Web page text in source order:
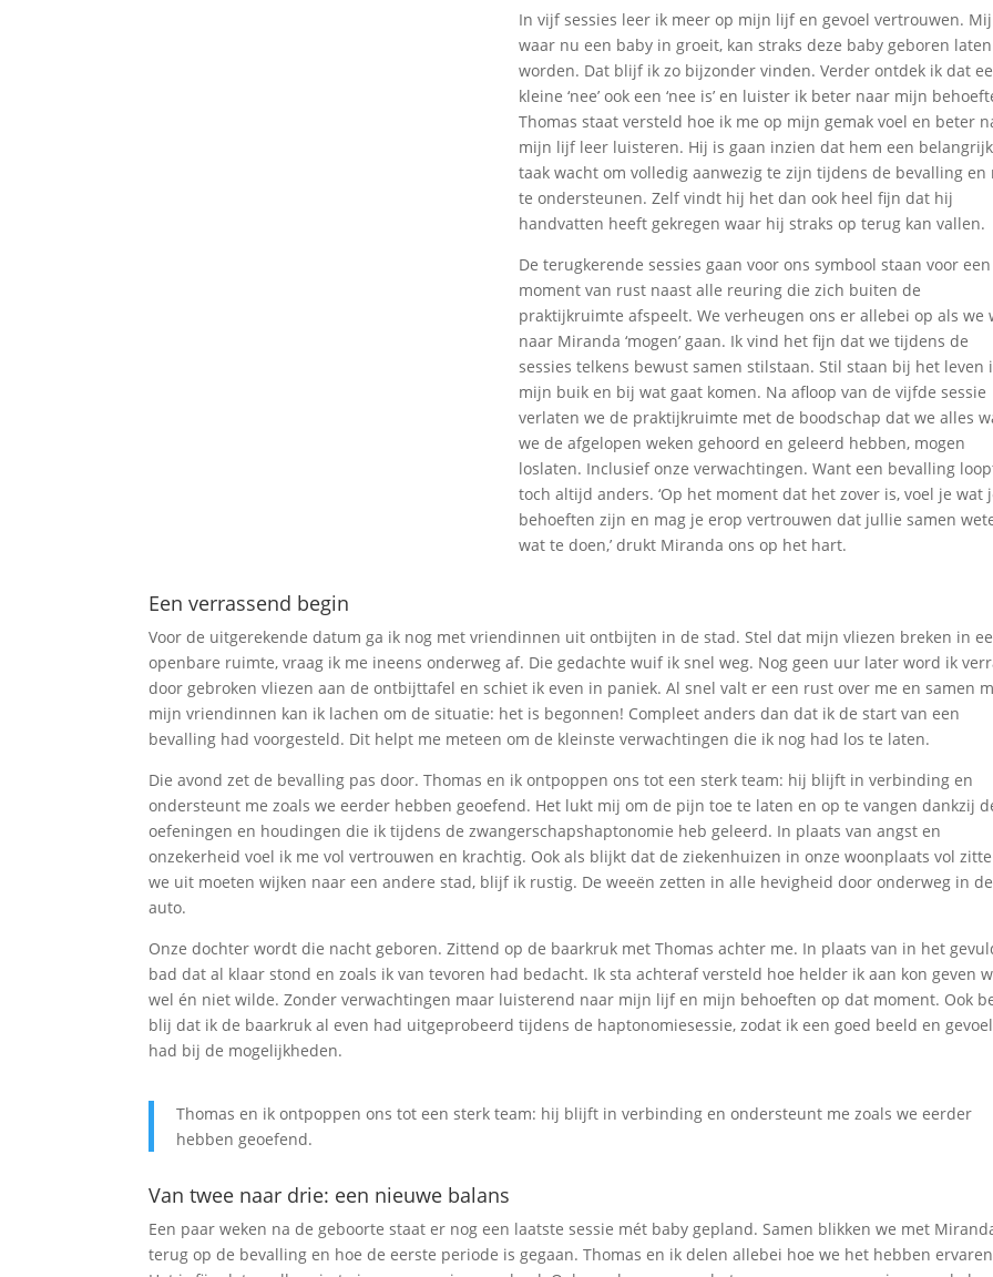
In vijf sessies leer ik meer op mijn lijf en gevoel vertrouwen.
waar nu een baby in groeit, kan straks deze baby geboren laten
worden. Dat blijf ik zo bijzonder vinden. Verder ontdek ik dat
kleine ‘nee’ ook een ‘nee is’ en luister ik beter naar mijn
Thomas staat versteld hoe ik me op mijn gemak voel en beter
mijn lijf leer luisteren. Hij is gaan inzien dat hem een
taak wacht om volledig aanwezig te zijn tijdens de bevalling en
te ondersteunen. Zelf vindt hij het dan ook heel fijn dat hij
handvatten heeft gekregen waar hij straks op terug kan vallen.
De terugkerende sessies gaan voor ons symbool staan voor een
moment van rust naast alle reuring die zich buiten de
praktijkruimte afspeelt. We verheugen ons er allebei op als we
naar Miranda ‘mogen’ gaan. Ik vind het fijn dat we tijdens de
sessies telkens bewust samen stilstaan. Stil staan bij het leven
mijn buik en bij wat gaat komen. Na afloop van de vijfde sessie
verlaten we de praktijkruimte met de boodschap dat we alles
we de afgelopen weken gehoord en geleerd hebben, mogen
loslaten. Inclusief onze verwachtingen. Want een bevalling
toch altijd anders. ‘Op het moment dat het zover is, voel je wat
behoeften zijn en mag je erop vertrouwen dat jullie samen
wat te doen,’ drukt Miranda ons op het hart.
Een verrassend begin
Voor de uitgerekende datum ga ik nog met vriendinnen uit ontbijten in de stad. Stel dat mijn vliezen breken in
openbare ruimte, vraag ik me ineens onderweg af. Die gedachte wuif ik snel weg. Nog geen uur later word ik
door gebroken vliezen aan de ontbijttafel en schiet ik even in paniek. Al snel valt er een rust over me en samen
mijn vriendinnen kan ik lachen om de situatie: het is begonnen! Compleet anders dan dat ik de start van een
bevalling had voorgesteld. Dit helpt me meteen om de kleinste verwachtingen die ik nog had los te laten.
Die avond zet de bevalling pas door. Thomas en ik ontpoppen ons tot een sterk team: hij blijft in verbinding en
ondersteunt me zoals we eerder hebben geoefend. Het lukt mij om de pijn toe te laten en op te vangen dankzij
oefeningen en houdingen die ik tijdens de zwangerschapshaptonomie heb geleerd. In plaats van angst en
onzekerheid voel ik me vol vertrouwen en krachtig. Ook als blijkt dat de ziekenhuizen in onze woonplaats vol
we uit moeten wijken naar een andere stad, blijf ik rustig. De weeën zetten in alle hevigheid door onderweg in de
auto.
Onze dochter wordt die nacht geboren. Zittend op de baarkruk met Thomas achter me. In plaats van in het
bad dat al klaar stond en zoals ik van tevoren had bedacht. Ik sta achteraf versteld hoe helder ik aan kon geven
wel én niet wilde. Zonder verwachtingen maar luisterend naar mijn lijf en mijn behoeften op dat moment. Ook
blij dat ik de baarkruk al even had uitgeprobeerd tijdens de haptonomiesessie, zodat ik een goed beeld en gevoel
had bij de mogelijkheden.
Thomas en ik ontpoppen ons tot een sterk team: hij blijft in verbinding en ondersteunt me zoals we eerder
hebben geoefend.
Van twee naar drie: een nieuwe balans
Een paar weken na de geboorte staat er nog een laatste sessie mét baby gepland. Samen blikken we met
terug op de bevalling en hoe de eerste periode is gegaan. Thomas en ik delen allebei hoe we het hebben